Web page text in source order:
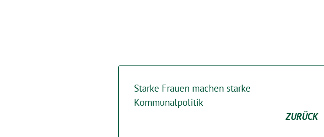
Starke Frauen machen starke
Kommunalpolitik
ZURÜCK